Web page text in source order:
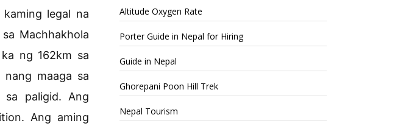
legal na
Machhakhola
ng 162km sa
nang maaga sa
paligid. Ang
Ang aming
Altitude Oxygen Rate
Porter Guide in Nepal for Hiring
Guide in Nepal
Ghorepani Poon Hill Trek
Nepal Tourism